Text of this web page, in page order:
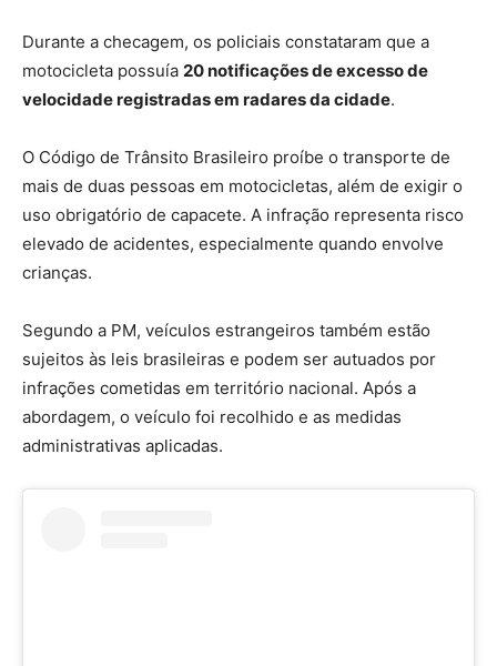
Durante a checagem, os policiais constataram que a
motocicleta possuía 20 notificações de excesso de
velocidade registradas em radares da cidade.
O Código de Trânsito Brasileiro proíbe o transporte de
mais de duas pessoas em motocicletas, além de exigir o
uso obrigatório de capacete. A infração representa risco
elevado de acidentes, especialmente quando envolve
crianças.
Segundo a PM, veículos estrangeiros também estão
sujeitos às leis brasileiras e podem ser autuados por
infrações cometidas em território nacional. Após a
abordagem, o veículo foi recolhido e as medidas
administrativas aplicadas.